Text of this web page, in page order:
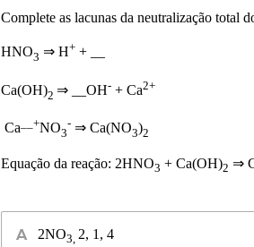
Complete as lacunas da neutralização total
HNO3 ⇒ H+ + __
Ca(OH)2 ⇒ __OH- + Ca2+
Ca _+NO3
- ⇒ Ca(NO3)2
Equação da reação: 2HNO3 + Ca(OH)2 ⇒
2NO3, 2, 1, 4